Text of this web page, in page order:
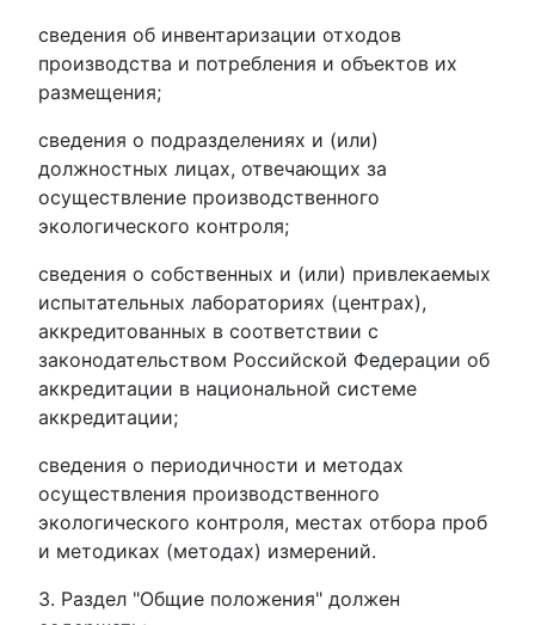
сведения об инвентаризации отходов
производства и потребления и объектов их
размещения;
сведения о подразделениях и (или)
должностных лицах, отвечающих за
осуществление производственного
экологического контроля;
сведения о собственных и (или) привлекаемых
испытательных лабораториях (центрах),
аккредитованных в соответствии с
законодательством Российской Федерации об
аккредитации в национальной системе
аккредитации;
сведения о периодичности и методах
осуществления производственного
экологического контроля, местах отбора проб
и методиках (методах) измерений.
3. Раздел "Общие положения" должен